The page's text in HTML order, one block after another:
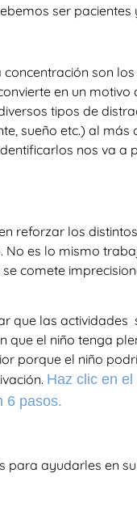
ser
son
en un
tipos de
sueño etc.) al
nos va
reforzar los
es lo mismo
comete
que las
que el niño tenga
porque el niño
Haz clic en
6 pasos.
para ayudarles en